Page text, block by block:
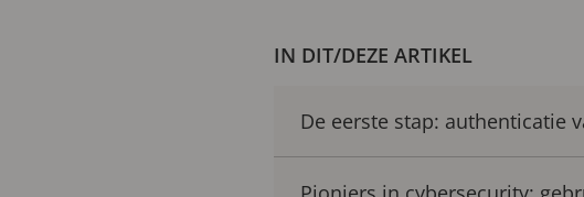
IN DIT/DEZE ARTIKEL
De eerste stap: authenticatie